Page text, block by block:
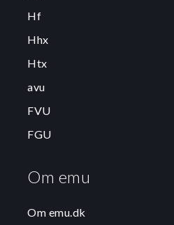
Hf
Hhx
Htx
avu
FVU
FGU
Om emu
Om emu.dk